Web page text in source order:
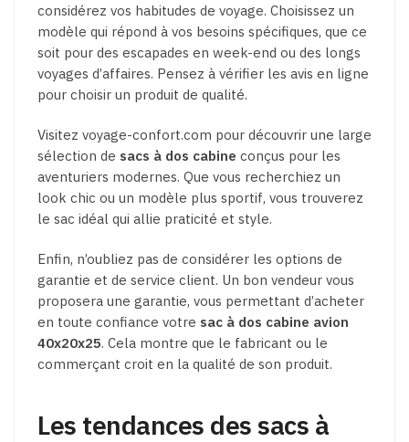
considérez vos habitudes de voyage. Choisissez un
modèle qui répond à vos besoins spécifiques, que ce
soit pour des escapades en week-end ou des longs
voyages d’affaires. Pensez à vérifier les avis en ligne
pour choisir un produit de qualité.
Visitez voyage-confort.com pour découvrir une large
sélection de sacs à dos cabine conçus pour les
aventuriers modernes. Que vous recherchiez un
look chic ou un modèle plus sportif, vous trouverez
le sac idéal qui allie praticité et style.
Enfin, n’oubliez pas de considérer les options de
garantie et de service client. Un bon vendeur vous
proposera une garantie, vous permettant d’acheter
en toute confiance votre sac à dos cabine avion
40x20x25. Cela montre que le fabricant ou le
commerçant croit en la qualité de son produit.
Les tendances des sacs à